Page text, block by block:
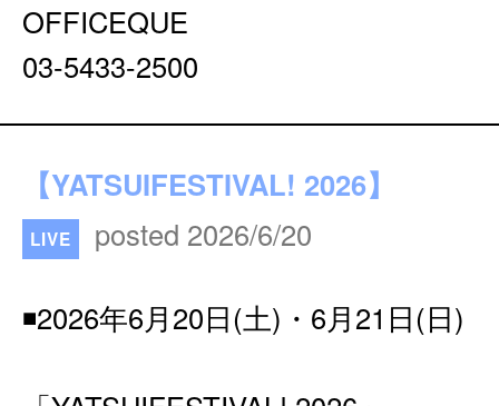
OFFICEQUE
03-5433-2500
【YATSUIFESTIVAL! 2026】
LIVE posted 2026/6/20
◾️2026年6月20日(土)・6月21日(日)